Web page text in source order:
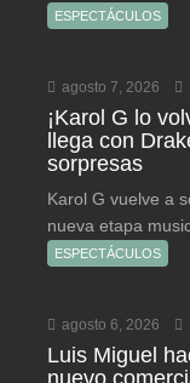
ESPECTÁCULOS
agosto 7, 2026
¡Karol G lo
llega con
sorpresas
Karol G vuelve a
nueva etapa
ESPECTÁCULOS
agosto 6, 2026
Luis Miguel
nuevo